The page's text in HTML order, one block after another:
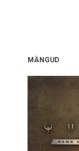
MÄNGUD